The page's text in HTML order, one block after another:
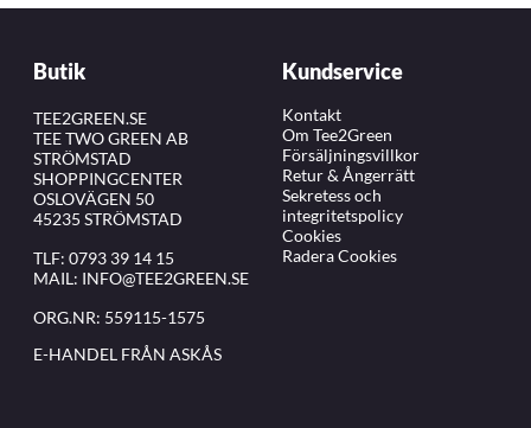
Butik
TEE2GREEN.SE
TEE TWO GREEN AB
STRÖMSTAD
SHOPPINGCENTER
OSLOVÄGEN 50
45235 STRÖMSTAD
TLF: 0793 39 14 15
MAIL: INFO@TEE2GREEN.SE
ORG.NR: 559115-1575
E-HANDEL FRÅN ASKÅS
Kundservice
Kontakt
Om Tee2Green
Försäljningsvillkor
Retur & Ångerrätt
Sekretess och
integritetspolicy
Cookies
Radera Cookies